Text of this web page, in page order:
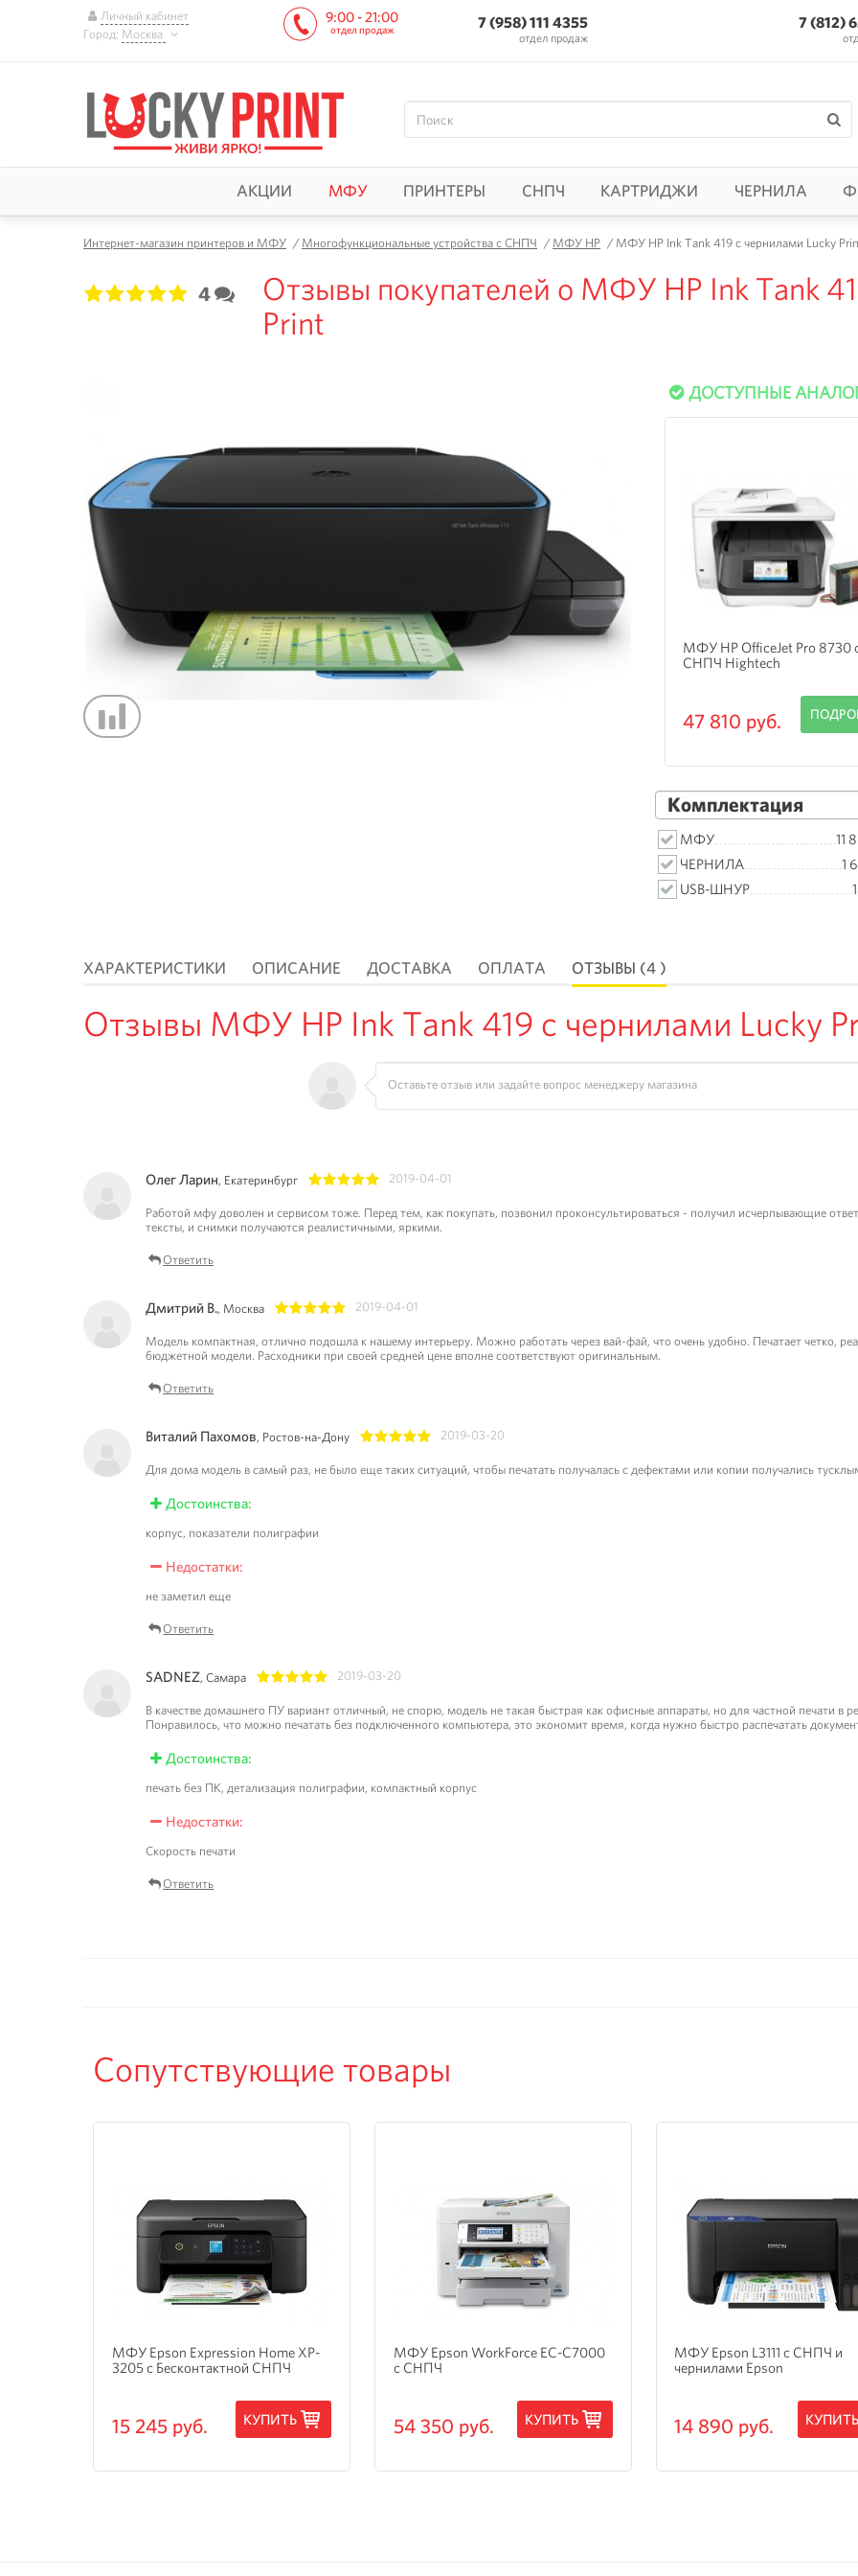
Личный кабинет
Город: Москва
9:00 - 21:00
отдел продаж 7 (958) 111 4355
отдел продаж
7 (812)
АКЦИИ МФУ ПРИНТЕРЫ СНПЧ КАРТРИДЖИ ЧЕРНИЛА
Интернет-магазин принтеров и МФУ /Многофункциональные устройства с СНПЧ /МФУ HP /МФУ HP Ink Tank 419 с чернилами Lucky
4
Отзывы покупателей о МФУ HP Ink Tank
Print
Комплектация
МФУ
11
ЧЕРНИЛА
1
USB-ШНУР
ДОСТУПНЫЕ
МФУ Epson Expression Home XP-
2105 с СНПЧ Hightech
19 625 руб.
МФУ Epson WorkForce EC-C7000
с СНПЧ
МФУ HP OfficeJet Pro 8730
СНПЧ Hightech
47 810 руб.
ХАРАКТЕРИСТИКИ ОПИСАНИЕ ДОСТАВКА ОПЛАТА ОТЗЫВЫ (4 )
Отзывы МФУ HP Ink Tank 419 с чернилами Lucky
Олег Ларин, Екатеринбург 2019-04-01
Работой мфу доволен и сервисом тоже. Перед тем, как покупать, позвонил проконсультироваться - получил исчерпывающие
тексты, и снимки получаются реалистичными, яркими.
Ответить
Дмитрий В., Москва 2019-04-01
Модель компактная, отлично подошла к нашему интерьеру. Можно работать через вай-фай, что очень удобно. Печатает четко,
бюджетной модели. Расходники при своей средней цене вполне соответствуют оригинальным.
Ответить
Виталий Пахомов, Ростов-на-Дону 2019-03-20
Для дома модель в самый раз, не было еще таких ситуаций, чтобы печатать получалась с дефектами или копии получались
Достоинства:
корпус, показатели полиграфии
Недостатки:
не заметил еще
Ответить
SADNEZ, Самара 2019-03-20
В качестве домашнего ПУ вариант отличный, не спорю, модель не такая быстрая как офисные аппараты, но для частной печати в
Понравилось, что можно печатать без подключенного компьютера, это экономит время, когда нужно быстро распечатать
Достоинства:
печать без ПК, детализация полиграфии, компактный корпус
Недостатки:
Скорость печати
Ответить
Сопутствующие товары
МФУ Epson Expression Home XP-
3205 с Бесконтактной СНПЧ
15 245 руб. КУПИТЬ
МФУ Epson WorkForce EC-C7000
с СНПЧ
54 350 руб. КУПИТЬ
МФУ Epson L3111 с СНПЧ и
чернилами Epson
14 890 руб. КУПИТЬ